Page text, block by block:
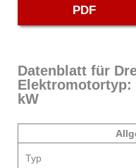
PDF
Datenblatt für
Elektromotortyp:
kW
Typ